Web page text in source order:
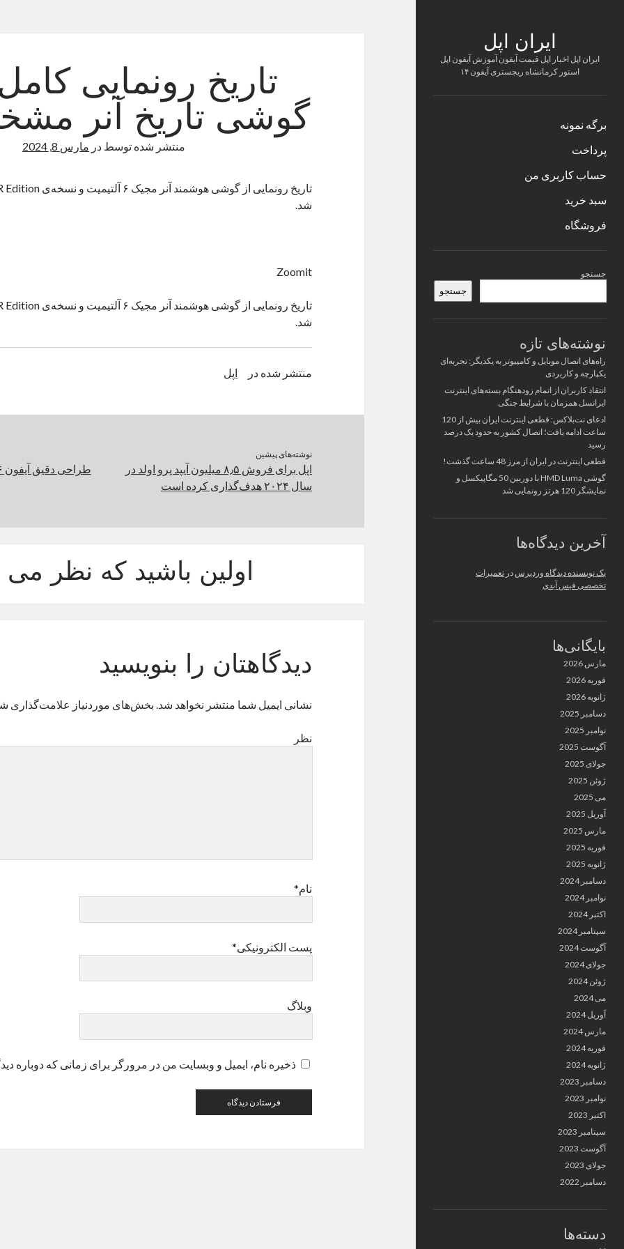
ایران اپل
ایران اپل اخبار اپل قیمت آیفون آموزش آیفون اپل
استور کرمانشاه ریجستری آیفون ۱۴
برگه نمونه
پرداخت
حساب کاربری من
سبد خرید
فروشگاه
کناری
جستجو
جستجو
نوشته‌های تازه
راه‌های اتصال موبایل و کامپیوتر به یکدیگر: تجربه‌ای
یکپارچه و کاربردی
انتقاد کاربران از اتمام زودهنگام بسته‌های اینترنت
ایرانسل همزمان با شرایط جنگی
ادعای نت‌بلاکس: قطعی اینترنت ایران بیش از 120
ساعت ادامه یافت؛ اتصال کشور به حدود یک درصد
رسید
قطعی اینترنت در ایران از مرز 48 ساعت گذشت!
گوشی HMD Luma با دوربین 50 مگاپیکسل و
نمایشگر 120 هرتز رونمایی شد
آخرین دیدگاه‌ها
یک نویسنده دیدگاه وردپرس در تعمیرات
تخصصی فیس آیدی
بایگانی‌ها
مارس 2026
فوریه 2026
ژانویه 2026
دسامبر 2025
نوامبر 2025
آگوست 2025
جولای 2025
ژوئن 2025
می 2025
آوریل 2025
مارس 2025
فوریه 2025
ژانویه 2025
دسامبر 2024
نوامبر 2024
اکتبر 2024
سپتامبر 2024
آگوست 2024
جولای 2024
ژوئن 2024
می 2024
آوریل 2024
مارس 2024
فوریه 2024
ژانویه 2024
دسامبر 2023
نوامبر 2023
اکتبر 2023
سپتامبر 2023
آگوست 2023
جولای 2023
دسامبر 2022
دسته‌ها
تاریخ رونمایی
گوشی تاریخ آنر
منتشر شده توسط در مارس 8, 2024
شد.
Zoomit
شد.
منتشر شده در اپل
نوشته‌های پیشین
اپل برای فروش ۸٫۵ میلیون آیپد پرو اولد در
سال ۲۰۲۴ هدف‌گذاری کرده است
اولین باشید که نظر می
دیدگاهتان را بنویسید
نشانی ایمیل شما منتشر نخواهد شد. بخش‌های موردنیاز علامت‌گذاری
نظر
نام*
پست الکترونیکی*
وبلاگ
ذخیره نام، ایمیل و وبسایت من در مرورگر برای زمانی که دوباره